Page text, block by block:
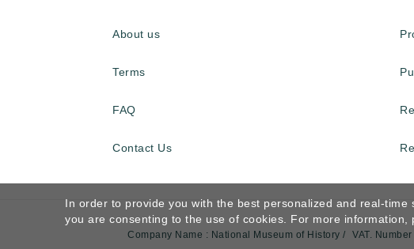
About us
Terms
FAQ
Contact Us
Company Name : National Museum of History / VAT.
In order to provide you with the best personalized and real-
you are consenting to the use of cookies. For more information,